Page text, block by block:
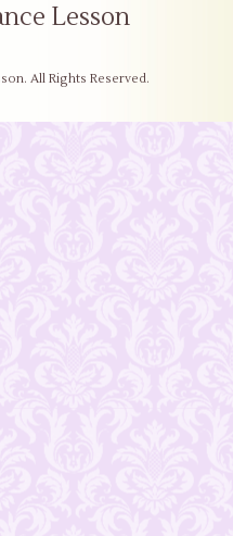
Lesson
. All Rights Reserved.